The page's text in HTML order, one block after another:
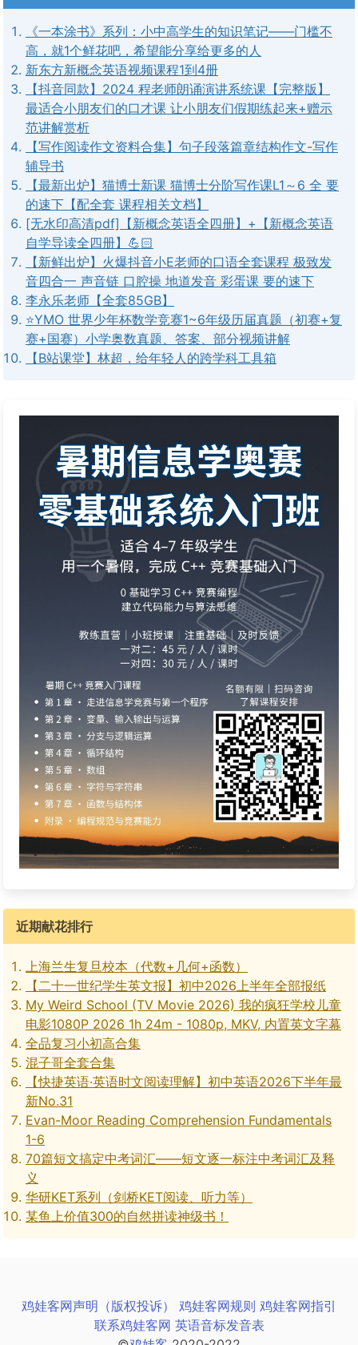
《一本涂书》系列：小中高学生的知识笔记——门槛不
高，就1个鲜花吧，希望能分享给更多的人
新东方新概念英语视频课程1到4册
【抖音同款】2024 程老师朗诵演讲系统课【完整版】
最适合小朋友们的口才课 让小朋友们假期练起来+赠示
范讲解赏析
【写作阅读作文资料合集】句子段落篇章结构作文-写作
辅导书
【最新出炉】猫博士新课 猫博士分阶写作课L1～6 全 要
的速下【配全套 课程相关文档】
[无水印高清pdf]【新概念英语全四册】+【新概念英语
自学导读全四册】💪🏻
【新鲜出炉】火爆抖音小E老师的口语全套课程 极致发
音四合一 声音链 口腔操 地道发音 彩蛋课 要的速下
李永乐老师【全套85GB】
⭐YMO 世界少年杯数学竞赛1~6年级历届真题（初赛+复
赛+国赛）小学奥数真题、答案、部分视频讲解
【B站课堂】林超，给年轻人的跨学科工具箱
近期献花排行
上海兰生复旦校本（代数+几何+函数）
【二十一世纪学生英文报】初中2026上半年全部报纸
My Weird School (TV Movie 2026) 我的疯狂学校儿童
电影1080P 2026 1h 24m - 1080p, MKV, 内置英文字幕
全品复习小初高合集
混子哥全套合集
【快捷英语·英语时文阅读理解】初中英语2026下半年最
新No.31
Evan-Moor Reading Comprehension Fundamentals
1-6
70篇短文搞定中考词汇——短文逐一标注中考词汇及释
义
华研KET系列（剑桥KET阅读、听力等）
某鱼上价值300的自然拼读神级书！
鸡娃客网声明（版权投诉） 鸡娃客网规则 鸡娃客网指引
联系鸡娃客网 英语音标发音表